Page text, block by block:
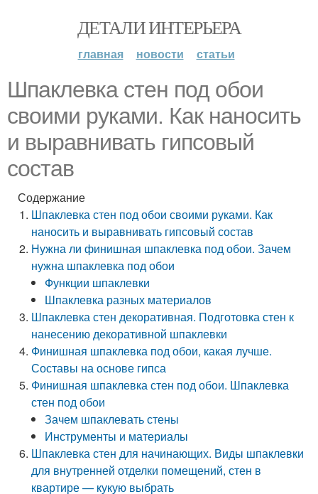
ДЕТАЛИ ИНТЕРЬЕРА
главная новости статьи
Шпаклевка стен под обои
своими руками. Как наносить
и выравнивать гипсовый
состав
Содержание
Шпаклевка стен под обои своими руками. Как
наносить и выравнивать гипсовый состав
Нужна ли финишная шпаклевка под обои. Зачем
нужна шпаклевка под обои
Функции шпаклевки
Шпаклевка разных материалов
Шпаклевка стен декоративная. Подготовка стен к
нанесению декоративной шпаклевки
Финишная шпаклевка под обои, какая лучше.
Составы на основе гипса
Финишная шпаклевка стен под обои. Шпаклевка
стен под обои
Зачем шпаклевать стены
Инструменты и материалы
Шпаклевка стен для начинающих. Виды шпаклевки
для внутренней отделки помещений, стен в
квартире — кукую выбрать